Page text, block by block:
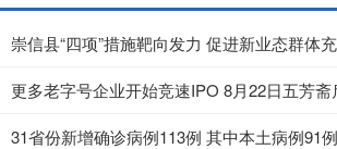
崇信县“四项”措施靶向发力 促进新业态群体
更多老字号企业开始竞速IPO 8月22日五芳斋
31省份新增确诊病例113例 其中本土病例91例